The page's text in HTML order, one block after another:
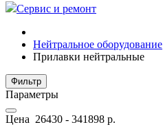
Сервис и ремонт
Нейтральное оборудование
Прилавки нейтральные
Фильтр
Параметры
Цена 26430 - 341898 р.